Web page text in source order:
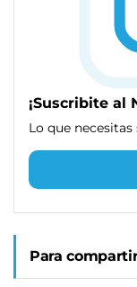
¡Suscribite al
Lo que
Para